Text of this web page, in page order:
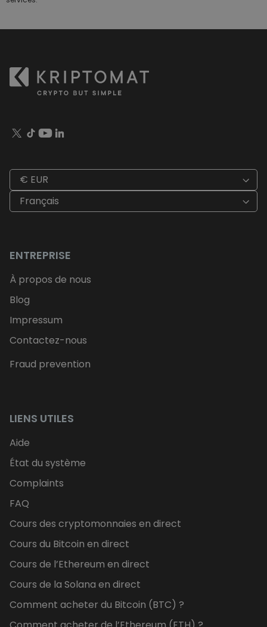
€ EUR
Français
ENTREPRISE
À propos de nous
Blog
Impressum
Contactez-nous
Fraud prevention
LIENS UTILES
Aide
État du système
Complaints
FAQ
Cours des cryptomonnaies en direct
Cours du Bitcoin en direct
Cours de l’Ethereum en direct
Cours de la Solana en direct
Comment acheter du Bitcoin (BTC) ?